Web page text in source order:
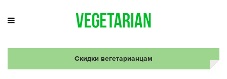
Скидки вегетарианцам